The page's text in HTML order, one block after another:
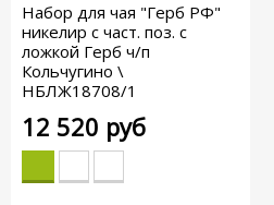
Набор для чая "Герб РФ"
никелир с част. поз. с
ложкой Герб ч/п
Кольчугино \
НБЛЖ18708/1
12 520 руб